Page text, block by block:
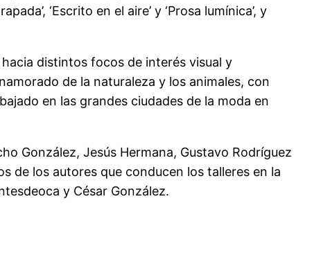
‘Escrito en el aire’ y ‘Prosa lumínica’, y
distintos focos de interés visual y
de la naturaleza y los animales, con
en las grandes ciudades de la moda en
González, Jesús Hermana, Gustavo Rodríguez
de los autores que conducen los talleres en la
y César González.